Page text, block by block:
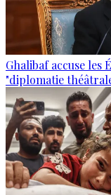
Ghalibaf accuse les
"diplomatie